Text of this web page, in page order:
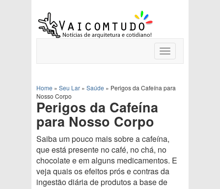
Toggle
navigation
Home » Seu Lar » Saúde » Perigos da Cafeína para
Nosso Corpo
Perigos da Cafeína
para Nosso Corpo
Saiba um pouco mais sobre a cafeína,
que está presente no café, no chá, no
chocolate e em alguns medicamentos. E
veja quais os efeitos prós e contras da
ingestão diária de produtos a base de